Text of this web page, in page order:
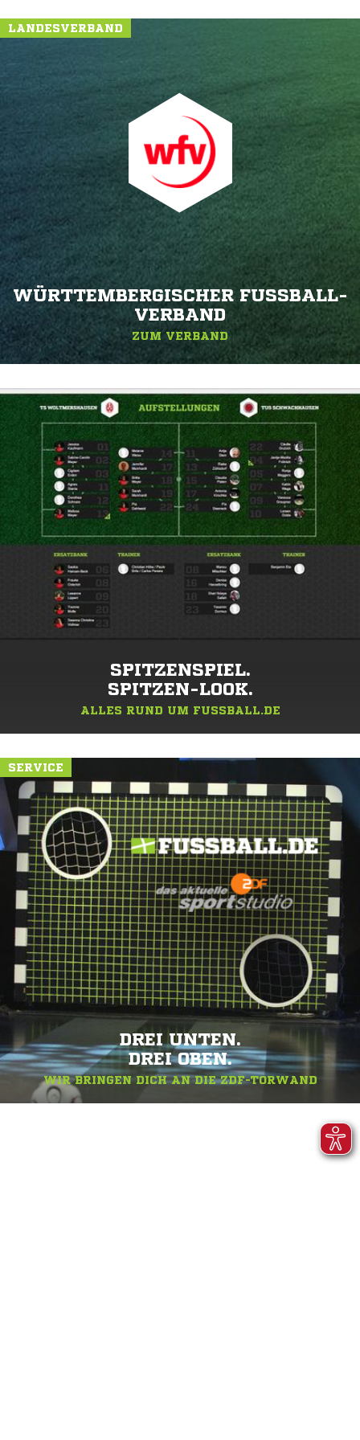
LANDESVERBAND
WÜRTTEMBERGISCHER FUSSBALL-V
ERBAND
ZUM VERBAND
SPITZENSPIEL.
SPITZEN-LOOK.
ALLES RUND UM FUSSBALL.DE
SERVICE
DREI UNTEN.
DREI OBEN.
WIR BRINGEN DICH AN DIE ZDF-TORWAND